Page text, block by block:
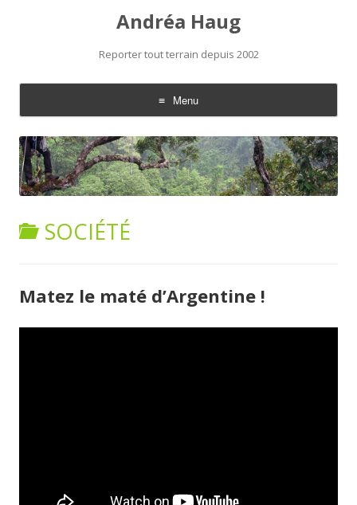
Andréa Haug
Reporter tout terrain depuis 2002
Menu
Aller au contenu
SOCIÉTÉ
Matez le maté d’Argentine !